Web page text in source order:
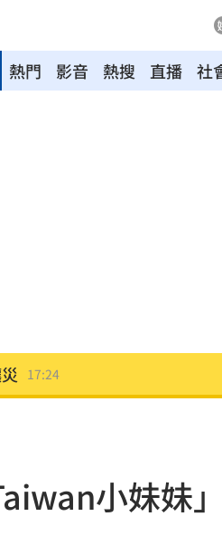
熱門 影音 熱搜 直播 社
無期
致死 17:20
小妹妹